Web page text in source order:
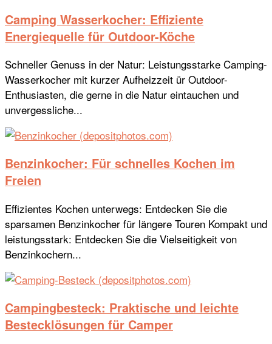
Camping Wasserkocher: Effiziente
Energiequelle für Outdoor-Köche
Schneller Genuss in der Natur: Leistungsstarke Camping-
Wasserkocher mit kurzer Aufheizzeit ür Outdoor-
Enthusiasten, die gerne in die Natur eintauchen und
unvergessliche...
Benzinkocher: Für schnelles Kochen im
Freien
Effizientes Kochen unterwegs: Entdecken Sie die
sparsamen Benzinkocher für längere Touren Kompakt und
leistungsstark: Entdecken Sie die Vielseitigkeit von
Benzinkochern...
Campingbesteck: Praktische und leichte
Bestecklösungen für Camper